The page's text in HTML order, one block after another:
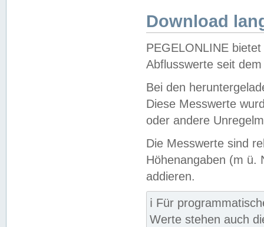
Download
PEGELONLINE
Abflusswerte seit
Bei den
Diese Messwerte
oder andere
Die Messwerte sind
Höhenangaben (m ü.
addieren.
ℹ️ Für
Werte stehen auch